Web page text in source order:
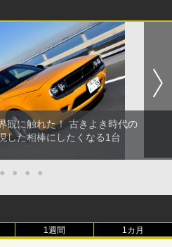
観に触れた！ 古きよき時代の
した相棒にしたくなる1台
● ● ● ●
1週間 1カ月